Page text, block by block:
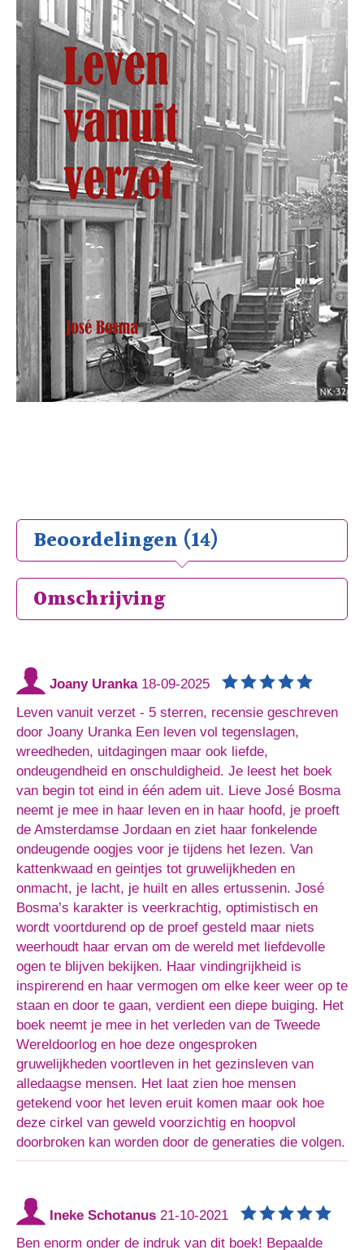
Beoordelingen (14)
Omschrijving
Joany Uranka 18-09-2025
Leven vanuit verzet - 5 sterren, recensie geschreven
door Joany Uranka Een leven vol tegenslagen,
wreedheden, uitdagingen maar ook liefde,
ondeugendheid en onschuldigheid. Je leest het boek
van begin tot eind in één adem uit. Lieve José Bosma
neemt je mee in haar leven en in haar hoofd, je proeft
de Amsterdamse Jordaan en ziet haar fonkelende
ondeugende oogjes voor je tijdens het lezen. Van
kattenkwaad en geintjes tot gruwelijkheden en
onmacht, je lacht, je huilt en alles ertussenin. José
Bosma’s karakter is veerkrachtig, optimistisch en
wordt voortdurend op de proef gesteld maar niets
weerhoudt haar ervan om de wereld met liefdevolle
ogen te blijven bekijken. Haar vindingrijkheid is
inspirerend en haar vermogen om elke keer weer op te
staan en door te gaan, verdient een diepe buiging. Het
boek neemt je mee in het verleden van de Tweede
Wereldoorlog en hoe deze ongesproken
gruwelijkheden voortleven in het gezinsleven van
alledaagse mensen. Het laat zien hoe mensen
getekend voor het leven eruit komen maar ook hoe
deze cirkel van geweld voorzichtig en hoopvol
doorbroken kan worden door de generaties die volgen.
Ineke Schotanus 21-10-2021
Ben enorm onder de indruk van dit boek! Bepaalde